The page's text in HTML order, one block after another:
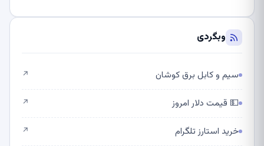
وبگردی
سیم و کابل برق کوشان ↗
💵 قیمت دلار امروز ↗
خرید استارز تلگرام ↗